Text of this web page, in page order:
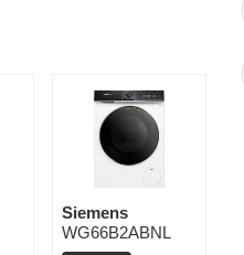
Siemens
WG66B2ABNL